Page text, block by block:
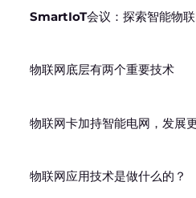
SmartIoT会议：探索智能物
物联网底层有两个重要技术
物联网卡加持智能电网，发展
物联网应用技术是做什么的？